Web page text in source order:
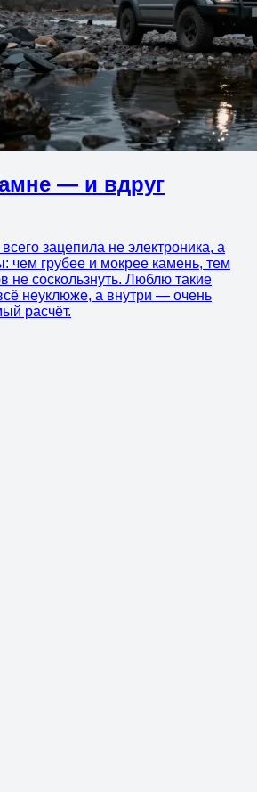
— и вдруг
зацепила не электроника, а
чем грубее и мокрее камень, тем
не соскользнуть. Люблю такие
неуклюже, а внутри — очень
расчёт.